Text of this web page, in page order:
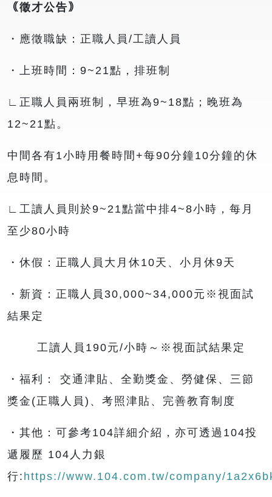
｟徵才公告｠
・應徵職缺：正職人員/工讀人員
・上班時間：9~21點，排班制
∟正職人員兩班制，早班為9~18點；晚班為
12~21點。
中間各有1小時用餐時間+每90分鐘10分鐘的休
息時間。
∟工讀人員則於9~21點當中排4~8小時，每月
至少80小時
・休假：正職人員大月休10天、小月休9天
・新資：正職人員30,000~34,000元※視面試
結果定
工讀人員190元/小時～※視面試結果定
・福利： 交通津貼、全勤獎金、勞健保、三節
獎金(正職人員)、考照津貼、完善教育制度
・其他：可參考104詳細介紹，亦可透過104投
遞履歷 104人力銀
行: https://www.104.com.tw/company/